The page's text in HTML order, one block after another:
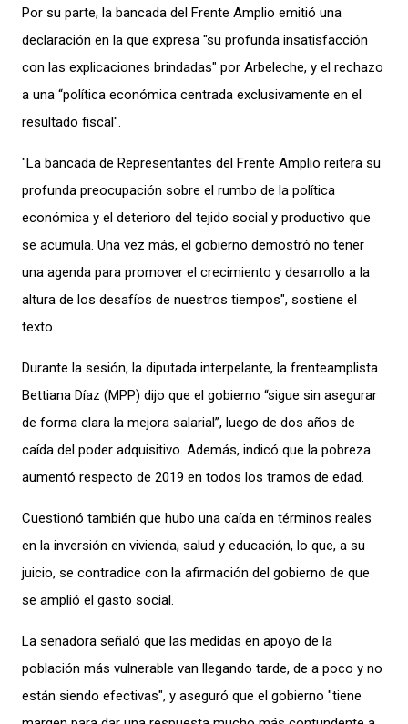
Por su parte, la bancada del Frente Amplio emitió una
declaración en la que expresa "su profunda insatisfacción
con las explicaciones brindadas" por Arbeleche, y el rechazo
a una “política económica centrada exclusivamente en el
resultado fiscal".
"La bancada de Representantes del Frente Amplio reitera su
profunda preocupación sobre el rumbo de la política
económica y el deterioro del tejido social y productivo que
se acumula. Una vez más, el gobierno demostró no tener
una agenda para promover el crecimiento y desarrollo a la
altura de los desafíos de nuestros tiempos", sostiene el
texto.
Durante la sesión, la diputada interpelante, la frenteamplista
Bettiana Díaz (MPP) dijo que el gobierno “sigue sin asegurar
de forma clara la mejora salarial”, luego de dos años de
caída del poder adquisitivo. Además, indicó que la pobreza
aumentó respecto de 2019 en todos los tramos de edad.
Cuestionó también que hubo una caída en términos reales
en la inversión en vivienda, salud y educación, lo que, a su
juicio, se contradice con la afirmación del gobierno de que
se amplió el gasto social.
La senadora señaló que las medidas en apoyo de la
población más vulnerable van llegando tarde, de a poco y no
están siendo efectivas", y aseguró que el gobierno "tiene